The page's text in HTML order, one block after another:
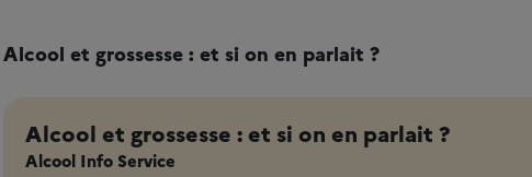
Alcool et grossesse : et si on en parlait ?
Alcool et grossesse : et si on en parlait ?
Alcool Info Service